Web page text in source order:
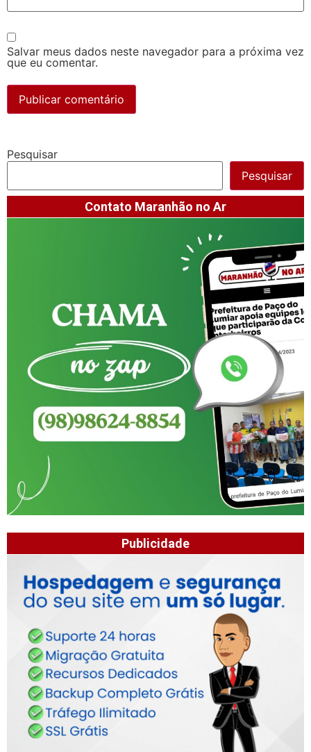
Salvar meus dados neste navegador para a próxima vez
que eu comentar.
Pesquisar
Pesquisar
Contato Maranhão no Ar
Publicidade